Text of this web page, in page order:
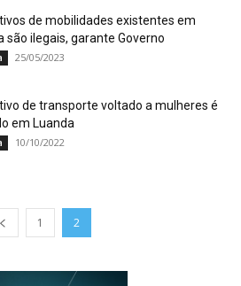
de mobilidades existentes em
são ilegais, garante Governo
25/05/2023
de transporte voltado a mulheres é
em Luanda
10/10/2022
1 2